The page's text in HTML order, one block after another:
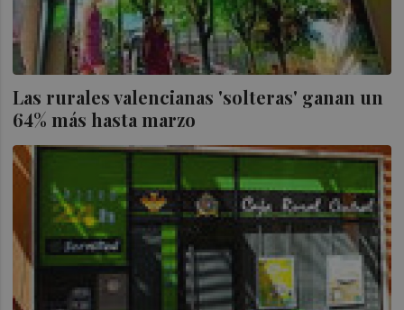
Las rurales valencianas 'solteras' ganan un
64% más hasta marzo